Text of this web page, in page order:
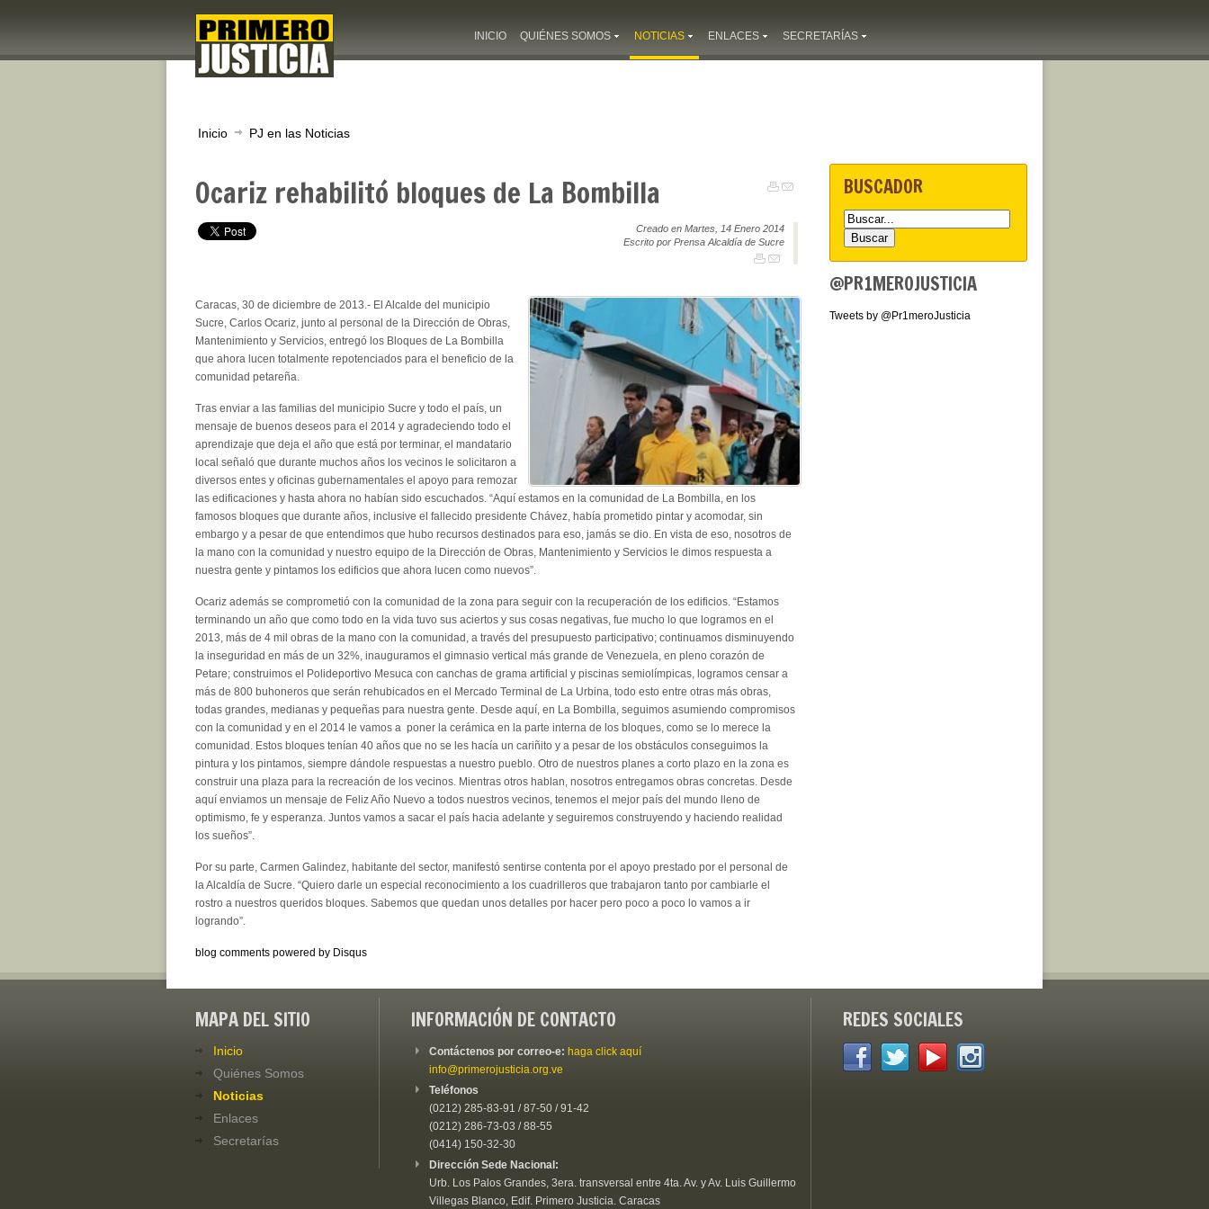
INICIO QUIÉNES SOMOS NOTICIAS ENLACES SECRETARÍAS
Inicio PJ en las Noticias
Ocariz rehabilitó bloques de La Bombilla
Creado en Martes, 14 Enero 2014
Escrito por Prensa Alcaldía de Sucre
Caracas, 30 de diciembre de 2013.- El Alcalde del municipio
Sucre, Carlos Ocariz, junto al personal de la Dirección de Obras,
Mantenimiento y Servicios, entregó los Bloques de La Bombilla
que ahora lucen totalmente repotenciados para el beneficio de la
comunidad petareña.
Tras enviar a las familias del municipio Sucre y todo el país, un
mensaje de buenos deseos para el 2014 y agradeciendo todo el
aprendizaje que deja el año que está por terminar, el mandatario
local señaló que durante muchos años los vecinos le solicitaron a
diversos entes y oficinas gubernamentales el apoyo para remozar
las edificaciones y hasta ahora no habían sido escuchados. “Aquí estamos en la comunidad de La Bombilla, en los
famosos bloques que durante años, inclusive el fallecido presidente Chávez, había prometido pintar y acomodar, sin
embargo y a pesar de que entendimos que hubo recursos destinados para eso, jamás se dio. En vista de eso, nosotros de
la mano con la comunidad y nuestro equipo de la Dirección de Obras, Mantenimiento y Servicios le dimos respuesta a
nuestra gente y pintamos los edificios que ahora lucen como nuevos”.
Ocariz además se comprometió con la comunidad de la zona para seguir con la recuperación de los edificios. “Estamos
terminando un año que como todo en la vida tuvo sus aciertos y sus cosas negativas, fue mucho lo que logramos en el
2013, más de 4 mil obras de la mano con la comunidad, a través del presupuesto participativo; continuamos disminuyendo
la inseguridad en más de un 32%, inauguramos el gimnasio vertical más grande de Venezuela, en pleno corazón de
Petare; construimos el Polideportivo Mesuca con canchas de grama artificial y piscinas semiolímpicas, logramos censar a
más de 800 buhoneros que serán rehubicados en el Mercado Terminal de La Urbina, todo esto entre otras más obras,
todas grandes, medianas y pequeñas para nuestra gente. Desde aquí, en La Bombilla, seguimos asumiendo compromisos
con la comunidad y en el 2014 le vamos a poner la cerámica en la parte interna de los bloques, como se lo merece la
comunidad. Estos bloques tenían 40 años que no se les hacía un cariñito y a pesar de los obstáculos conseguimos la
pintura y los pintamos, siempre dándole respuestas a nuestro pueblo. Otro de nuestros planes a corto plazo en la zona es
construir una plaza para la recreación de los vecinos. Mientras otros hablan, nosotros entregamos obras concretas. Desde
aquí enviamos un mensaje de Feliz Año Nuevo a todos nuestros vecinos, tenemos el mejor país del mundo lleno de
optimismo, fe y esperanza. Juntos vamos a sacar el país hacia adelante y seguiremos construyendo y haciendo realidad
los sueños”.
Por su parte, Carmen Galindez, habitante del sector, manifestó sentirse contenta por el apoyo prestado por el personal de
la Alcaldía de Sucre. “Quiero darle un especial reconocimiento a los cuadrilleros que trabajaron tanto por cambiarle el
rostro a nuestros queridos bloques. Sabemos que quedan unos detalles por hacer pero poco a poco lo vamos a ir
logrando”.
blog comments powered by Disqus
BUSCADOR
@PR1MEROJUSTICIA
Tweets by @Pr1meroJusticia
MAPA DEL SITIO
Inicio
Quiénes Somos
Noticias
Enlaces
Secretarías
INFORMACIÓN DE CONTACTO
Contáctenos por correo-e: haga click aquí
info@primerojusticia.org.ve
Teléfonos
(0212) 285-83-91 / 87-50 / 91-42
(0212) 286-73-03 / 88-55
(0414) 150-32-30
Dirección Sede Nacional:
Urb. Los Palos Grandes, 3era. transversal entre 4ta. Av. y Av. Luis Guillermo
Villegas Blanco, Edif. Primero Justicia. Caracas
REDES SOCIALES